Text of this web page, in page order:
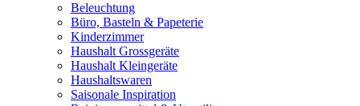
Beleuchtung
Büro, Basteln & Papeterie
Kinderzimmer
Haushalt Grossgeräte
Haushalt Kleingeräte
Haushaltswaren
Saisonale Inspiration